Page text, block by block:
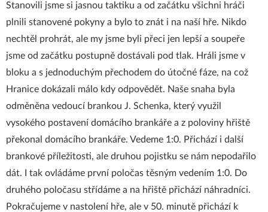
Stanovili jsme si jasnou taktiku a od začátku všichni hráči
plnili stanovené pokyny a bylo to znát i na naší hře. Nikdo
nechtěl prohrát, ale my jsme byli přeci jen lepší a soupeře
jsme od začátku postupně dostávali pod tlak. Hráli jsme v
bloku a s jednoduchým přechodem do útočné fáze, na což
Hranice dokázali málo kdy odpovědět. Naše snaha byla
odměněna vedoucí brankou J. Schenka, který využil
vysokého postavení domácího brankáře a z poloviny hřiště
překonal domácího brankáře. Vedeme 1:0. Přichází i další
brankové příležitosti, ale druhou pojistku se nám nepodařilo
dát. I tak ovládáme první poločas těsným vedením 1:0. Do
druhého poločasu střídáme a na hřiště přichází náhradníci.
Pokračujeme v nastolení hře, ale v 50. minutě přichází k